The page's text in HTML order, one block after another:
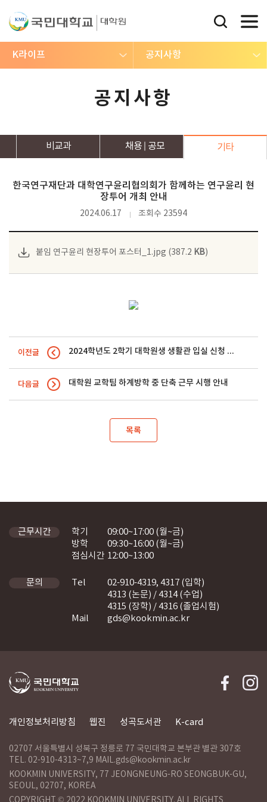
K라이프 공지사항
공지사항
비교과 채용 공모 기타
한국연구재단과 대학연구윤리협의회가 함께하는 연구윤리 현
장투어 개최 안내
2024.06.17 조회수 23594
붙임 연구윤리 현장투어 포스터_1.jpg (387.2 KB)
이전글 2024학년도 2학기 대학원생 생활관 입실 신청 안내
다음글 대학원 교학팀 하계방학 중 단축 근무 시행 안내
목록
개인정보처리방침 웹진 성곡도서관 K-card
02707 서울특별시 성북구 정릉로 77 국민대학교 본부관 별관 307호
TEL. 02-910-4313~7,9 MAIL.gds@kookmin.ac.kr
KOOKMIN UNIVERSITY, 77 JEONGNEUNG-RO SEONGBUK-GU,
SEOUL, 02707, KOREA
COPYRIGHT © 2022 KOOKMIN UNIVERSITY. ALL RIGHTS
근무시간 학기
09:00~17:00 (월~금)
방학
09:30~16:00 (월~금)
점심시간 12:00~13:00
문의 Tel
02-910-4319, 4317 (입학)
4313 (논문) / 4314 (수업)
4315 (장학) / 4316 (졸업시험)
Mail
gds@kookmin.ac.kr